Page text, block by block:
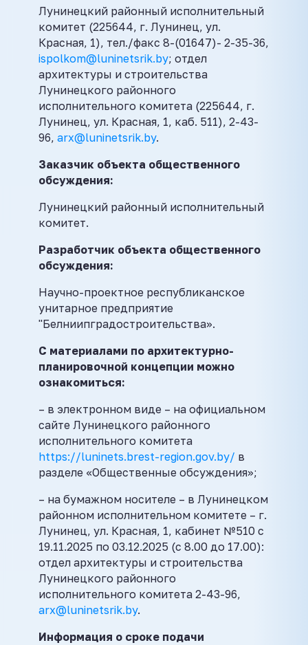
Лунинецкий районный исполнительный
комитет (225644, г. Лунинец, ул.
Красная, 1), тел./факс 8-(01647)- 2-35-36,
ispolkom@luninetsrik.by; отдел
архитектуры и строительства
Лунинецкого районного
исполнительного комитета (225644, г.
Лунинец, ул. Красная, 1, каб. 511), 2-43-
96, arx@luninetsrik.by.
Заказчик объекта общественного
обсуждения:
Лунинецкий районный исполнительный
комитет.
Разработчик объекта общественного
обсуждения:
Научно-проектное республиканское
унитарное предприятие
"Белниипградостроительства».
С материалами по архитектурно-
планировочной концепции можно
ознакомиться:
– в электронном виде – на официальном
сайте Лунинецкого районного
исполнительного комитета
https://luninets.brest-region.gov.by/ в
разделе «Общественные обсуждения»;
– на бумажном носителе – в Лунинецком
районном исполнительном комитете – г.
Лунинец, ул. Красная, 1, кабинет №510 с
19.11.2025 по 03.12.2025 (с 8.00 до 17.00):
отдел архитектуры и строительства
Лунинецкого районного
исполнительного комитета 2-43-96,
arx@luninetsrik.by.
Информация о сроке подачи